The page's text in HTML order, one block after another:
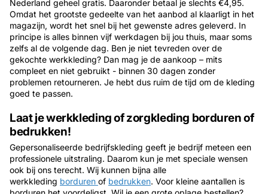
Nederland geheel gratis. Daaronder betaal je slechts €4,95.
Omdat het grootste gedeelte van het aanbod al klaarligt in het
magazijn, wordt het snel bij het gewenste adres geleverd. In
principe is alles binnen vijf werkdagen bij jou thuis, maar soms
zelfs al de volgende dag. Ben je niet tevreden over de
gekochte werkkleding? Dan mag je de aankoop – mits
compleet en niet gebruikt - binnen 30 dagen zonder
problemen retourneren. Je hebt dus ruim de tijd om de kleding
goed te passen.
Laat je werkkleding of zorgkleding borduren of
bedrukken!
Gepersonaliseerde bedrijfskleding geeft je bedrijf meteen een
professionele uitstraling. Daarom kun je met speciale wensen
ook bij ons terecht. Wij kunnen bijna alle
werkkleding borduren of bedrukken. Voor kleine aantallen is